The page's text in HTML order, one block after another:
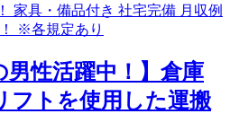
男性活躍中！】倉庫
フトを使用した運搬